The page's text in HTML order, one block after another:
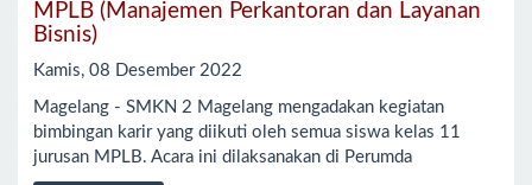
MPLB (Manajemen Perkantoran dan Layanan
Bisnis)
Kamis, 08 Desember 2022
Magelang - SMKN 2 Magelang mengadakan kegiatan
bimbingan karir yang diikuti oleh semua siswa kelas 11
jurusan MPLB. Acara ini dilaksanakan di Perumda